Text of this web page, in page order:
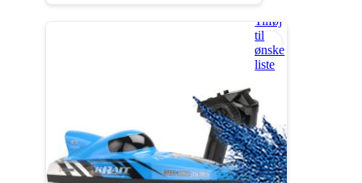
Tilføj
til
ønske
liste